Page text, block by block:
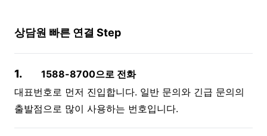
상담원 빠른 연결 Step
1.
1588-8700으로 전화
대표번호로 먼저 진입합니다. 일반 문의와 긴급 문의의
출발점으로 많이 사용하는 번호입니다.